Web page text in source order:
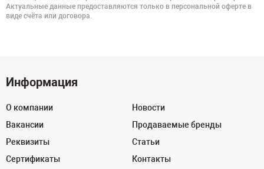
Актуальные данные предоставляются только в персональной оферте в
виде счёта или договора.
Информация
О компании
Вакансии
Реквизиты
Сертификаты
Новости
Продаваемые бренды
Статьи
Контакты